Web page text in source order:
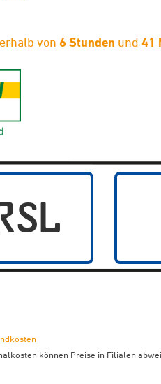
von 6 Stunden und 41
können Preise in Filialen